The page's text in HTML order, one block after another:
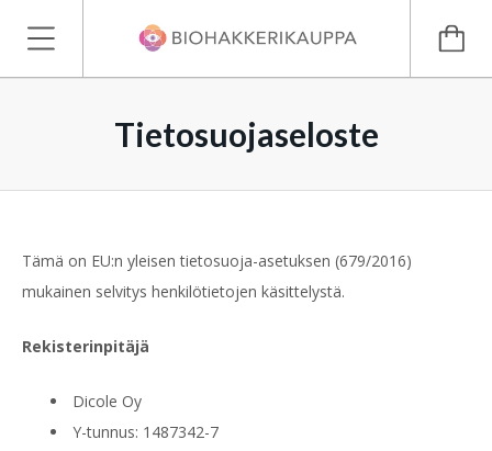
Tietosuojaseloste
Tämä on EU:n yleisen tietosuoja-asetuksen (679/2016)
mukainen selvitys henkilötietojen käsittelystä.
Rekisterinpitäjä
Dicole Oy
Y-tunnus: 1487342-7